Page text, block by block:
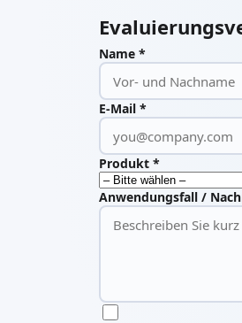
Name *
E-Mail *
Produkt *
Anwendungsfall /